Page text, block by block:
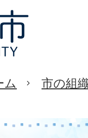
ム 市の組